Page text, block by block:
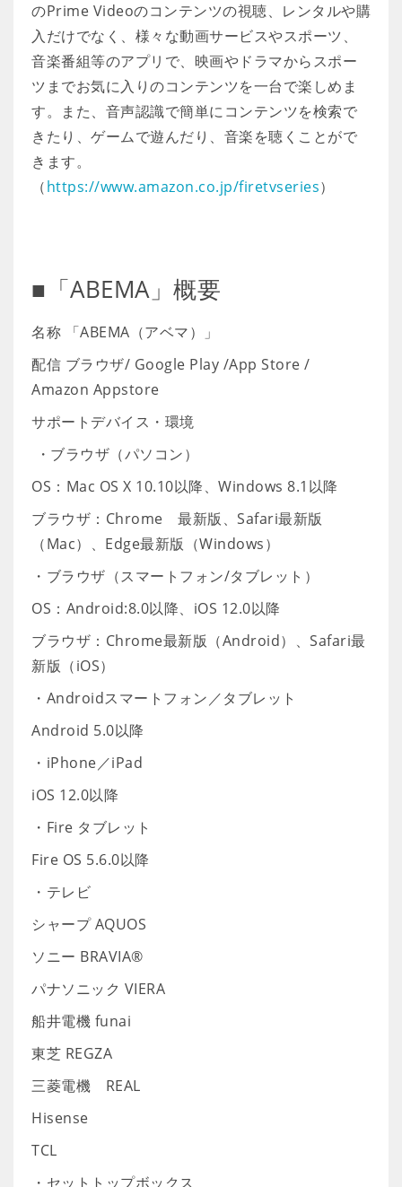
のPrime Videoのコンテンツの視聴、レンタルや購
入だけでなく、様々な動画サービスやスポーツ、
音楽番組等のアプリで、映画やドラマからスポー
ツまでお気に入りのコンテンツを一台で楽しめま
す。また、音声認識で簡単にコンテンツを検索で
きたり、ゲームで遊んだり、音楽を聴くことがで
きます。
（https://www.amazon.co.jp/firetvseries）
■「ABEMA」概要
名称 「ABEMA（アベマ）」
配信 ブラウザ/ Google Play /App Store /
Amazon Appstore
サポートデバイス・環境
・ブラウザ（パソコン）
OS：Mac OS X 10.10以降、Windows 8.1以降
ブラウザ：Chrome 最新版、Safari最新版
（Mac）、Edge最新版（Windows）
・ブラウザ（スマートフォン/タブレット）
OS：Android:8.0以降、iOS 12.0以降
ブラウザ：Chrome最新版（Android）、Safari最
新版（iOS）
・Androidスマートフォン／タブレット
Android 5.0以降
・iPhone／iPad
iOS 12.0以降
・Fire タブレット
Fire OS 5.6.0以降
・テレビ
シャープ AQUOS
ソニー BRAVIA®
パナソニック VIERA
船井電機 funai
東芝 REGZA
三菱電機 REAL
Hisense
TCL
・セットトップボックス